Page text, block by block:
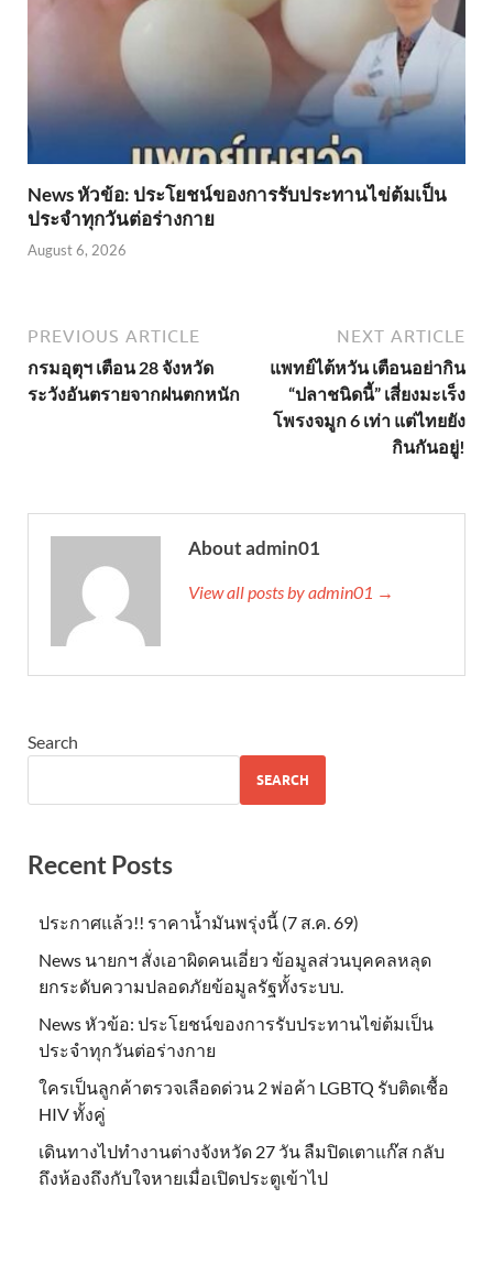
News หัวข้อ: ประโยชน์ของการรับประทานไข่ต้มเป็น
ประจำทุกวันต่อร่างกาย
August 6, 2026
PREVIOUS ARTICLE
กรมอุตุฯ เตือน 28 จังหวัด
ระวังอันตรายจากฝนตกหนัก
NEXT ARTICLE
แพทย์ไต้หวัน เตือนอย่ากิน
“ปลาชนิดนี้” เสี่ยงมะเร็ง
โพรงจมูก 6 เท่า แต่ไทยยัง
กินกันอยู่!
About admin01
View all posts by admin01 →
Search
SEARCH
Recent Posts
ประกาศแล้ว!! ราคาน้ำมันพรุ่งนี้ (7 ส.ค. 69)
News นายกฯ สั่งเอาผิดคนเอี่ยว ข้อมูลส่วนบุคคลหลุด
ยกระดับความปลอดภัยข้อมูลรัฐทั้งระบบ.
News หัวข้อ: ประโยชน์ของการรับประทานไข่ต้มเป็น
ประจำทุกวันต่อร่างกาย
ใครเป็นลูกค้าตรวจเลือดด่วน 2 พ่อค้า LGBTQ รับติดเชื้อ
HIV ทั้งคู่
เดินทางไปทำงานต่างจังหวัด 27 วัน ลืมปิดเตาแก๊ส กลับ
ถึงห้องถึงกับใจหายเมื่อเปิดประตูเข้าไป